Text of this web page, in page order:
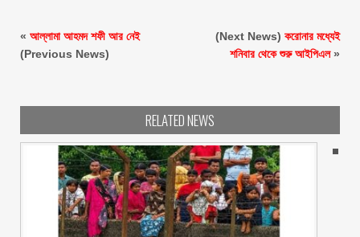
« আল্লামা আহমদ শফী আর নেই
(Previous News)
(Next News) করোনার মধ্যেই
শনিবার থেকে শুরু আইপিএল»
RELATED NEWS